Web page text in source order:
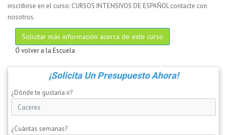
inscribirse en el curso: CURSOS INTENSIVOS DE ESPAÑOL contacte con
nosotros.
Solicitar más información acerca de este curso
Ó volver a la Escuela
¡Solicita Un Presupuesto Ahora!
¿Dónde te gustaría ir?
¿Cuántas semanas?